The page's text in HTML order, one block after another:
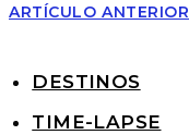
ARTÍCULO ANTERIOR
DESTINOS
TIME-LAPSE